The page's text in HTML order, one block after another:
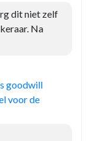
dit niet zelf
Na
goodwill
voor de